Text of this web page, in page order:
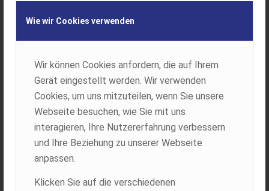
Wie wir Cookies verwenden
Wir können Cookies anfordern, die auf Ihrem
Gerät eingestellt werden. Wir verwenden
Cookies, um uns mitzuteilen, wenn Sie unsere
Webseite besuchen, wie Sie mit uns
interagieren, Ihre Nutzererfahrung verbessern
und Ihre Beziehung zu unserer Webseite
anpassen.
Klicken Sie auf die verschiedenen
Landtechnik Villach Profi-Verkäufer
gratuliert Herrn Gruber zu seinem neuen Binderberger Gerät,
der Arbeit mit dem Rückewagen.